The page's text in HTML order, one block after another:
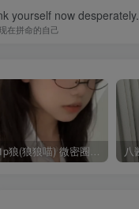
yourself now desperately.
在拼命的自己
1p狼(狼狼喵) 微密圈/岛遇合集[持续更新2025.08.20]